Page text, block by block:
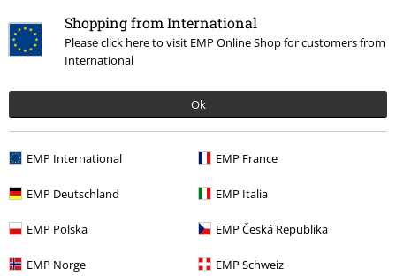
Shopping from International
Please click here to visit EMP Online Shop for customers from
International
Ok
EMP International EMP France
EMP Deutschland EMP Italia
EMP Polska EMP Česká Republika
EMP Norge EMP Schweiz
rek-pris399:- 239:-
More categories. More options.
Kläder & accessoarer T-Shirtar
Kläder T-shirts & Toppar